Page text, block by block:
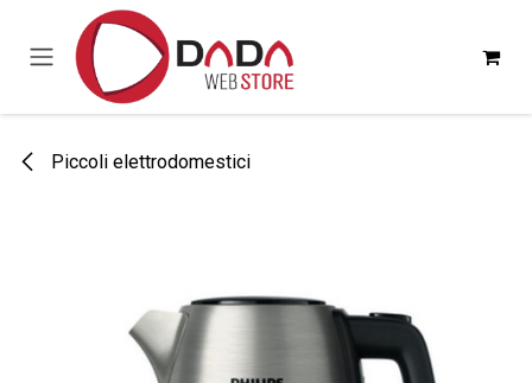
Passa al contenuto
Piccoli elettrodomestici